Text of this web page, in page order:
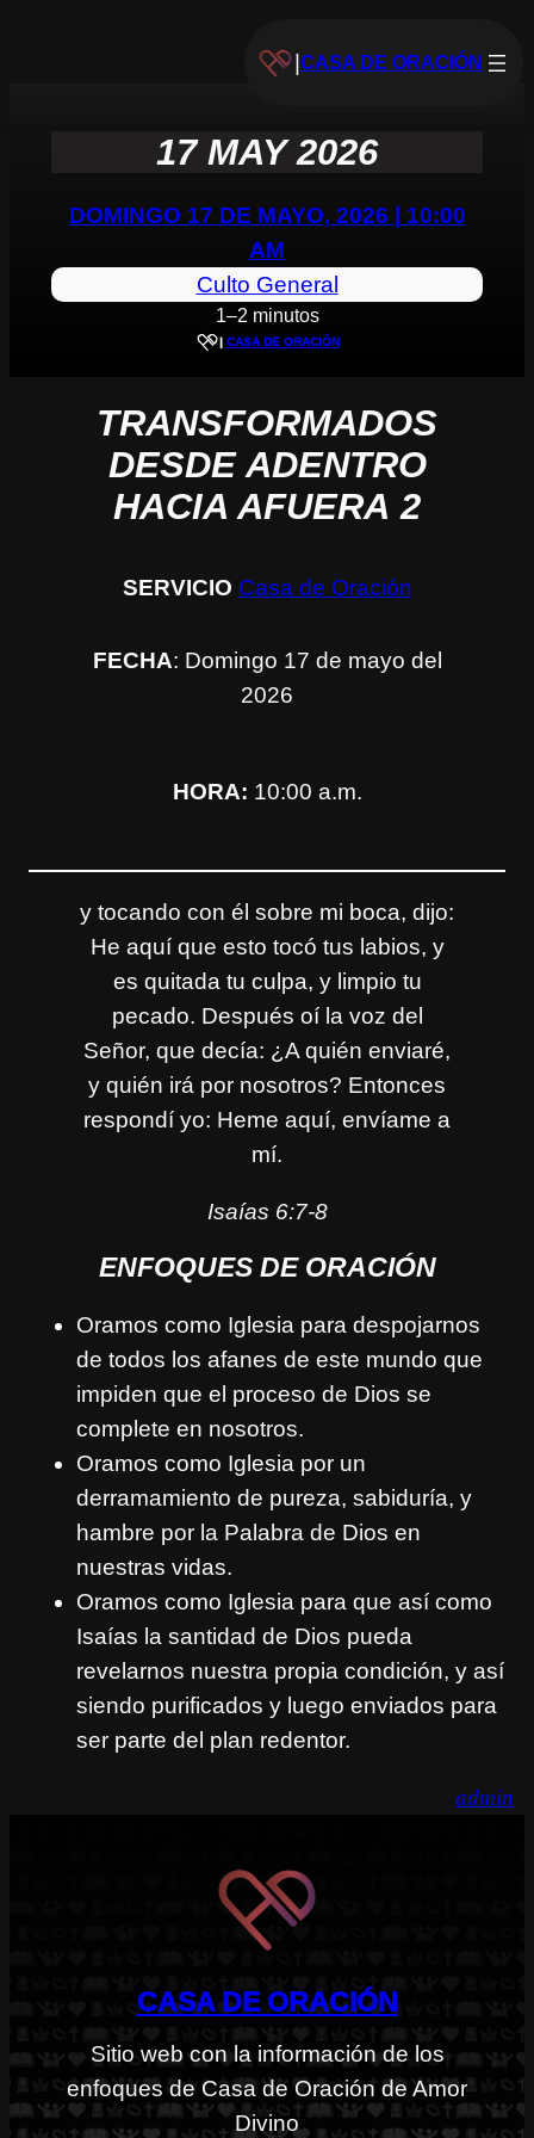
|CASA DE ORACIÓN
17 MAY 2026
DOMINGO 17 DE MAYO, 2026 | 10:00
AM
Culto General
1–2 minutos
| CASA DE ORACIÓN
TRANSFORMADOS
DESDE ADENTRO
HACIA AFUERA2
SERVICIO Casa de Oración
FECHA: Domingo 17 de mayo del
2026
HORA: 10:00 a.m.
y tocando con él sobre mi boca, dijo:
He aquí que esto tocó tus labios, y
es quitada tu culpa, y limpio tu
pecado. Después oí la voz del
Señor, que decía: ¿A quién enviaré,
y quién irá por nosotros? Entonces
respondí yo: Heme aquí, envíame a
mí.
Isaías 6:7-8
ENFOQUES DE ORACIÓN
Oramos como Iglesia para despojarnos
de todos los afanes de este mundo que
impiden que el proceso de Dios se
complete en nosotros.
Oramos como Iglesia por un
derramamiento de pureza, sabiduría, y
hambre por la Palabra de Dios en
nuestras vidas.
Oramos como Iglesia para que así como
Isaías la santidad de Dios pueda
revelarnos nuestra propia condición, y así
siendo purificados y luego enviados para
ser parte del plan redentor.
admin
CASA DE ORACIÓN
Sitio web con la información de los
enfoques de Casa de Oración de Amor
Divino